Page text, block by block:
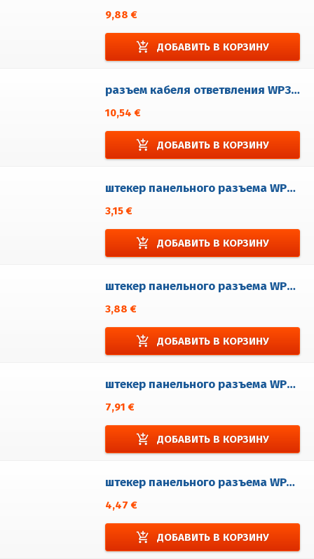
9,88 €
add_shopping_cart ДОБАВИТЬ В КОРЗИНУ
разъем кабеля ответвления WP3/DT
10,54 €
add_shopping_cart ДОБАВИТЬ В КОРЗИНУ
штекер панельного разъема WP2 / EM
3,15 €
add_shopping_cart ДОБАВИТЬ В КОРЗИНУ
штекер панельного разъема WP3/EM
3,88 €
add_shopping_cart ДОБАВИТЬ В КОРЗИНУ
штекер панельного разъема WP3/EM32
7,91 €
add_shopping_cart ДОБАВИТЬ В КОРЗИНУ
штекер панельного разъема WP4/EM
4,47 €
add_shopping_cart ДОБАВИТЬ В КОРЗИНУ